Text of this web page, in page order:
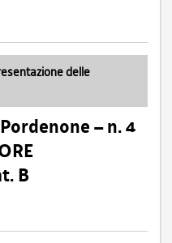
delle
– n. 4
B